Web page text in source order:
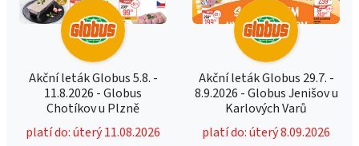
Akční leták Globus 5.8. -
11.8.2026 - Globus
Chotíkov u Plzně
platí do: úterý 11.08.2026
Akční leták Globus 29.7. -
8.9.2026 - Globus Jenišov u
Karlových Varů
platí do: úterý 8.09.2026